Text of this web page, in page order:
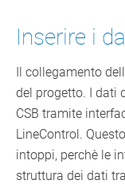
Inserire i
Il collegamento
del progetto. I dati
CSB tramite
LineControl.
intoppi, perchè le
struttura dei dati